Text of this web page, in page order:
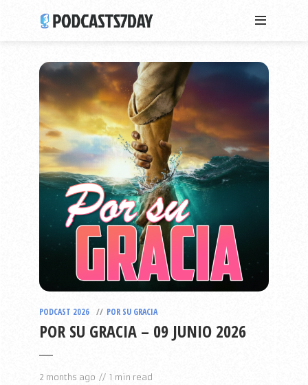
PODCAST 2026 POR SU GRACIA
POR SU GRACIA – 09 JUNIO 2026
2 months ago 1 min read